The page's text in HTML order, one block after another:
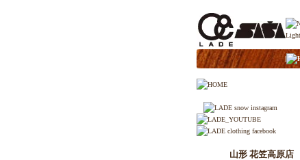
|
山形 花笠高原店